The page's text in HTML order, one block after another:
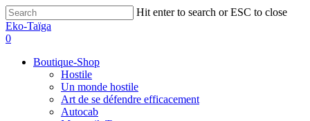
Hit enter to search or ESC to close
Eko-Taïga
0
Boutique-Shop
Hostile
Un monde hostile
Art de se défendre efficacement
Autocab